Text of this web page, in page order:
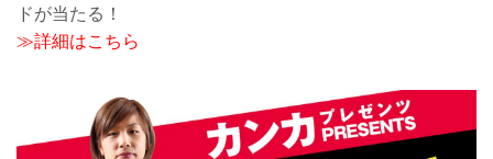
ドが当たる！
≫詳細はこちら